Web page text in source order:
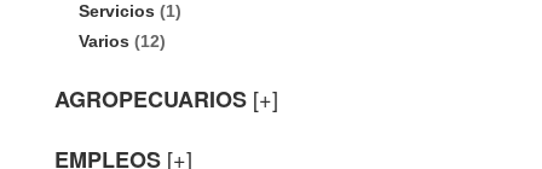
Servicios (1)
Varios (12)
AGROPECUARIOS [+]
EMPLEOS [+]